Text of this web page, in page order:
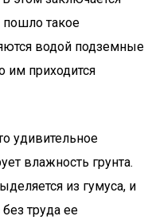
пошло такое
водой подземные
им приходится
удивительное
влажность грунта.
из гумуса, и
труда ее